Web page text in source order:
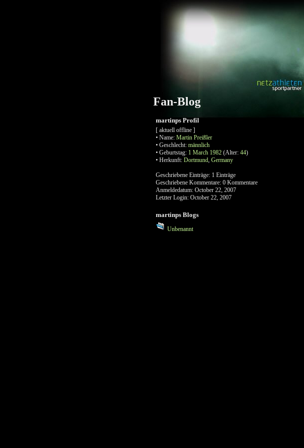
Fan-Blog
martinps Profil
[ aktuell offline ]
• Name: Martin Preißler
• Geschlecht: männlich
• Geburtstag: 1 March 1982 (Alter: 44)
• Herkunft: Dortmund, Germany
Geschriebene Einträge: 1 Einträge
Geschriebene Kommentare: 0 Kommentare
Anmeldedatum: October 22, 2007
Letzter Login: October 22, 2007
martinps Blogs
Unbenannt